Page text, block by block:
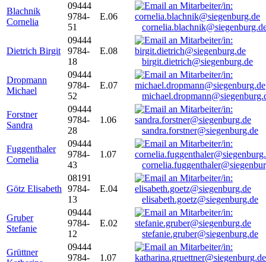
Blachnik
Cornelia
09444
9784-
51
E.06
Dietrich Birgit
09444
9784-
18
E.08
birgit.dietrich@siegenburg.de
Dropmann
Michael
09444
9784-
52
E.07
Forstner
Sandra
09444
9784-
28
1.06
sandra.forstner@siegenburg.de
Fuggenthaler
Cornelia
09444
9784-
43
1.07
Götz Elisabeth
08191
9784-
13
E.04
elisabeth.goetz@siegenburg.de
Gruber
Stefanie
09444
9784-
12
E.02
stefanie.gruber@siegenburg.de
Grüttner
09444
9784-
1.07